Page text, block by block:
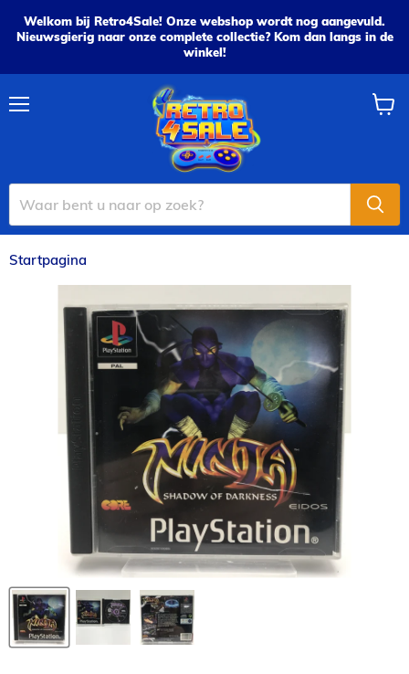
Welkom bij Retro4Sale! Onze webshop wordt nog aangevuld.
Nieuwsgierig naar onze complete collectie? Kom dan langs in de
winkel!
Startpagina